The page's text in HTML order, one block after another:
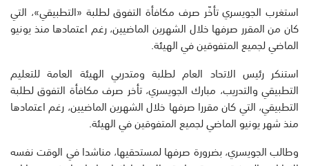
استغرب الجويسري تأخّر صرف مكافأة التفوق لطلبة «التطبيقي»، التي
كان من المقرر صرفها خلال الشهرين الماضيين، رغم اعتمادها منذ يونيو
الماضي لجميع المتفوقين في الهيئة.
استنكر رئيس الاتحاد العام لطلبة ومتدربي الهيئة العامة للتعليم
التطبيقي والتدريب، مبارك الجويسري، تأخر صرف مكافأة التفوق لطلبة
التطبيقي، التي كان مقررا صرفها خلال الشهرين الماضيين، رغم اعتمادها
منذ شهر يونيو الماضي لجميع المتفوقين في الهيئة.
وطالب الجويسري، بضرورة صرفها لمستحقيها، مناشدا في الوقت نفسه